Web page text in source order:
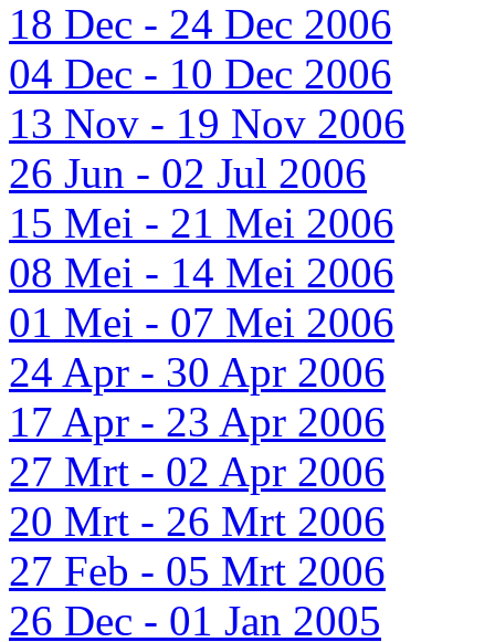
18 Dec - 24 Dec 2006
04 Dec - 10 Dec 2006
13 Nov - 19 Nov 2006
26 Jun - 02 Jul 2006
15 Mei - 21 Mei 2006
08 Mei - 14 Mei 2006
01 Mei - 07 Mei 2006
24 Apr - 30 Apr 2006
17 Apr - 23 Apr 2006
27 Mrt - 02 Apr 2006
20 Mrt - 26 Mrt 2006
27 Feb - 05 Mrt 2006
26 Dec - 01 Jan 2005